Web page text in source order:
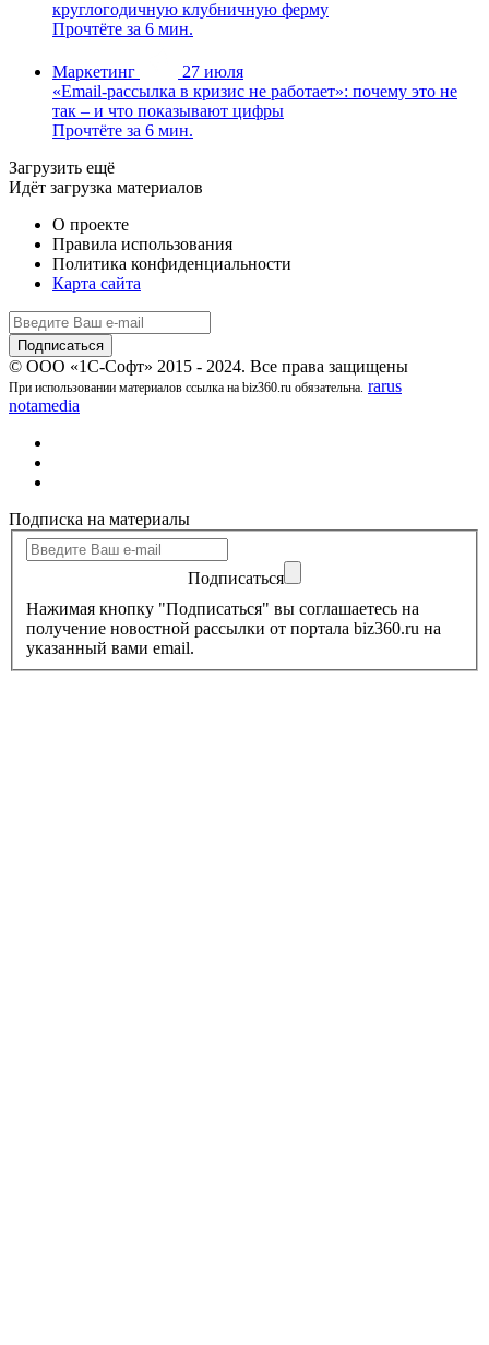
круглогодичную клубничную ферму
Прочтёте за 6 мин.
Маркетинг
27 июля
«Email-рассылка в кризис не работает»: почему это не
так – и что показывают цифры
Прочтёте за 6 мин.
Загрузить ещё
Идёт загрузка материалов
О проекте
Правила использования
Политика конфиденциальности
Карта сайта
© ООО «1С-Софт» 2015 - 2024. Все права защищены
При использовании материалов ссылка на biz360.ru обязательна. rarus
notamedia
Подписка на материалы
Подписаться
Нажимая кнопку "Подписаться" вы соглашаетесь на
получение новостной рассылки от портала biz360.ru на
указанный вами email.